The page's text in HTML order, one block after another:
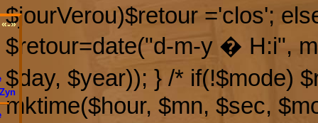
$jourVerou)$retour ='clos';
$retour=date("d-m-y � H:i",
$day, $year)); } /* if(!$mode)
mktime($hour, $mn, $sec,
«-»